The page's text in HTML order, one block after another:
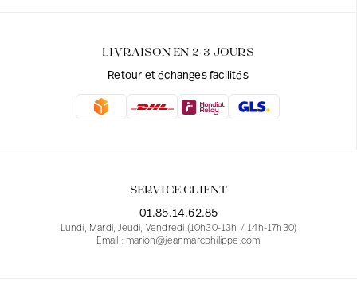
LIVRAISON EN 2-3 JOURS
Retour et échanges facilités
SERVICE CLIENT
01.85.14.62.85
Lundi, Mardi, Jeudi, Vendredi (10h30-13h / 14h-17h30)
Email : marion@jeanmarcphilippe.com